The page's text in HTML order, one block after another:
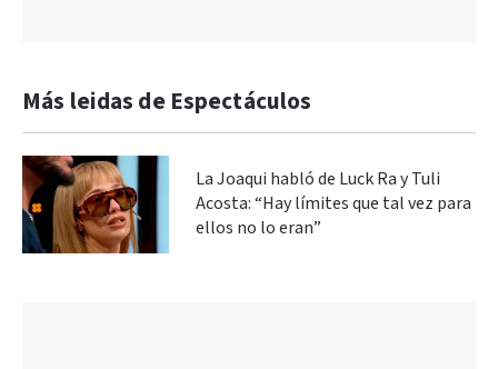
Más leidas de Espectáculos
La Joaqui habló de Luck Ra y Tuli
Acosta: “Hay límites que tal vez para
ellos no lo eran”